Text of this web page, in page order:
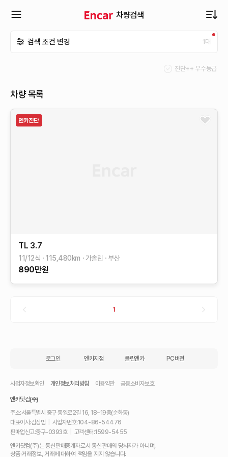
차량검색
뉴
검색 조건 변경 1대
진단++ 우수등급
차량 목록
TL 3.7
11/12식 115,480km 가솔린 부산
890만원
1
로그인 엔카지점 클린엔카 PC버전
사업자정보확인 개인정보처리방침 이용약관 금융소비자보호
엔카닷컴(주)
주소:서울특별시 중구 통일로2길 16, 18~19층(순화동)
대표이사:김상범 사업자번호:104-86-54476
판매업신고:중구-0393호 고객센터:1599-5455
차
엔카닷컴(주)는 통신판매중개자로서 통신판매의 당사자가 아니며,
상품·거래정보, 거래에 대하여 책임을 지지 않습니다.